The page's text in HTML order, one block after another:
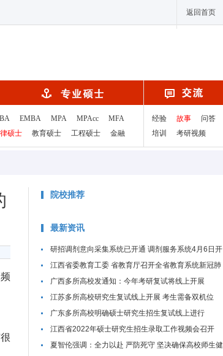
返回首页
EMBA MPA MPAcc
MFA
硕士
教育硕士 工程硕士 金融
经验 故事
问答
培训
考研视频
院校推荐
最新资讯
研招调剂意向采集系统已开通 调剂服务系统4月6日开
通
江西省委教育工委 省教育厅召开全省教育系统新冠肺
炎疫情防控工作视频调度会议
广西多所高校发通知：今年考研复试将线上开展
江苏多所高校研究生复试线上开展 考生需备双机位
广东多所高校明确硕士研究生招生复试线上进行
江西省2022年硕士研究生招生录取工作视频会召开
夏智伦强调：全力以赴 严防死守 坚决确保高校师生健